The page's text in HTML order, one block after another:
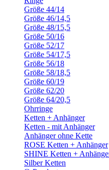
Größe 44/14
Größe 46/14,5
Größe 48/15,5
Größe 50/16
Größe 52/17
Größe 54/17,5
Größe 56/18
Größe 58/18,5
Größe 60/19
Größe 62/20
Größe 64/20,5
Ohrringe
Ketten + Anhänger
Ketten - mit Anhänger
Anhänger ohne Kette
ROSE Ketten + Anhänger
SHINE Ketten +
Silber Ketten